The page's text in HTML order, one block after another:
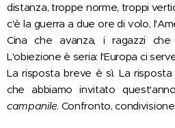
distanza, troppe norme, troppi
c'è la guerra a due ore di volo,
Cina che avanza, i ragazzi
L'obiezione è seria: l'Europa ci
La risposta breve è sì. La
che abbiamo invitato
campanile. Confronto,